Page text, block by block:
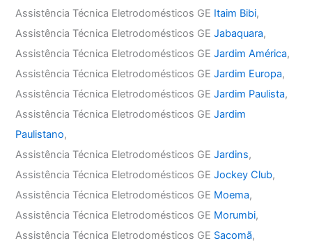
Assistência Técnica Eletrodomésticos GE Itaim Bibi,
Assistência Técnica Eletrodomésticos GEJabaquara,
Assistência Técnica Eletrodomésticos GEJardim América,
Assistência Técnica Eletrodomésticos GEJardim Europa,
Assistência Técnica Eletrodomésticos GEJardim Paulista,
Assistência Técnica Eletrodomésticos GEJardim
Paulistano,
Assistência Técnica Eletrodomésticos GEJardins,
Assistência Técnica Eletrodomésticos GEJockey Club,
Assistência Técnica Eletrodomésticos GE Moema,
Assistência Técnica Eletrodomésticos GE Morumbi,
Assistência Técnica Eletrodomésticos GE Sacomã,